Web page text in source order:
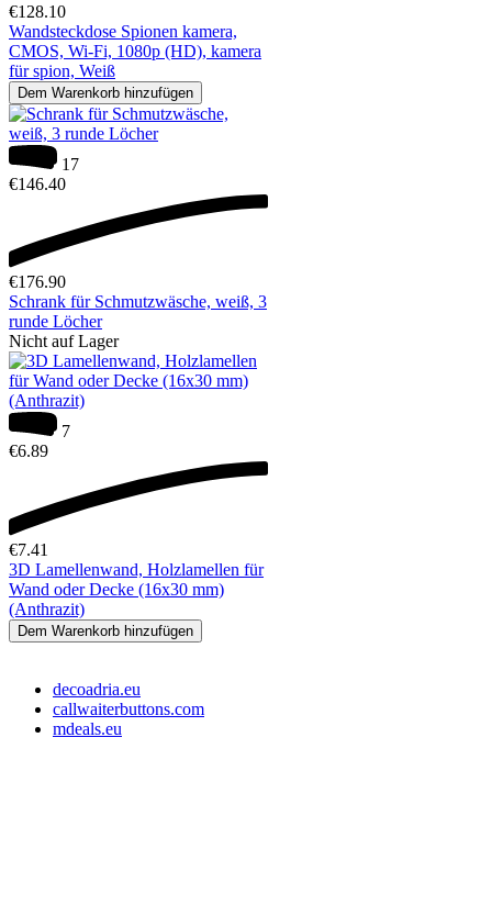
€128.10
Wandsteckdose Spionen kamera,
CMOS, Wi-Fi, 1080p (HD), kamera
für spion, Weiß
Dem Warenkorb hinzufügen
17
€146.40
€176.90
Schrank für Schmutzwäsche, weiß, 3
runde Löcher
Nicht auf Lager
7
€6.89
€7.41
3D Lamellenwand, Holzlamellen für
Wand oder Decke (16x30 mm)
(Anthrazit)
Dem Warenkorb hinzufügen
decoadria.eu
callwaiterbuttons.com
mdeals.eu